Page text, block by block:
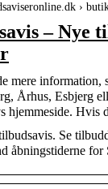
›
– Nye
mere information,
Århus, Esbjerg
hjemmeside. Hvis
Se
åbningstiderne for